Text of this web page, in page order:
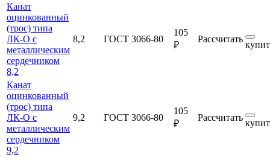
Канат
оцинкованный
(трос) типа
ЛК-О с
металлическим
сердечником
8,2
8,2 ГОСТ 3066-80
105
₽
Рассчитать
Канат
оцинкованный
(трос) типа
ЛК-О с
металлическим
сердечником
9,2
9,2 ГОСТ 3066-80
105
₽
Рассчитать